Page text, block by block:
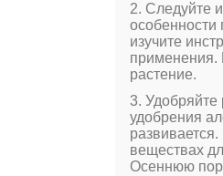
2. Следуйте
особенности
изучите
применения.
растение.
3. Удобряйте
удобрения
веществах
Осеннюю